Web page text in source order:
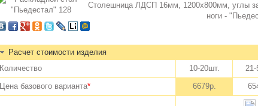
Столешница ЛДСП 16мм, 1200х800мм, углы
ноги -
Расчет стоимости изделия
Количество
10-20шт. 21-
Цена базового варианта* 6679р.